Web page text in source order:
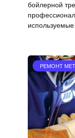
бойлерной
РЕМОНТ